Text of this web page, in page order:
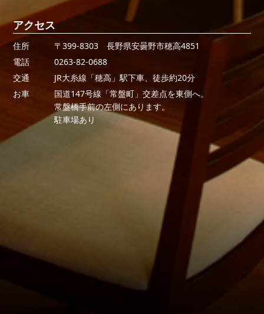
アクセス
住所
〒399-8303 長野県安曇野市穂高4851
電話
0263-82-0688
交通
JR大糸線「穂高」駅下車、徒歩約20分
お車
国道147号線「常盤町」交差点を東側へ。
常盤橋手前の左側にあります。
駐車場あり